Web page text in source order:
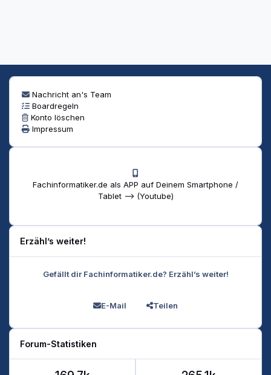
Nachricht an's Team
Boardregeln
Konto löschen
Impressum
Fachinformatiker.de als APP auf Deinem Smartphone /
Tablet --> (Youtube)
Erzähl’s weiter!
Gefällt dir Fachinformatiker.de? Erzähl’s weiter!
E-Mail Teilen
Forum-Statistiken